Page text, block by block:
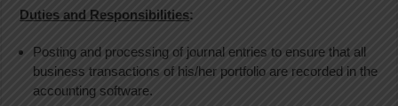
Duties and Responsibilities:
Posting and processing of journal entries to ensure that all
business transactions of his/her portfolio are recorded in the
accounting software.